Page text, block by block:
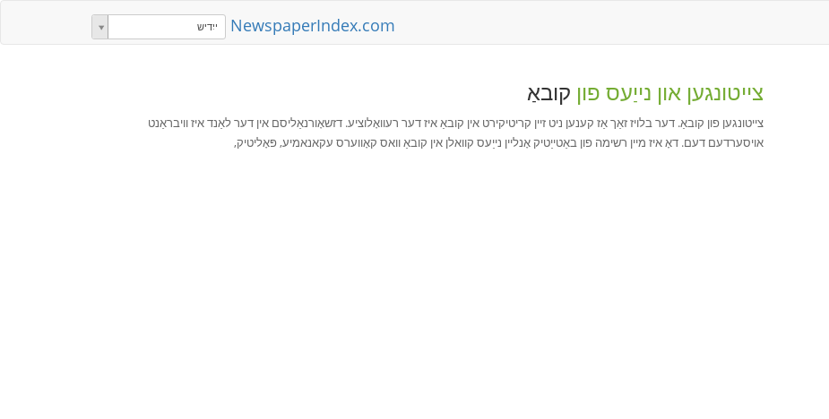
NewspaperIndex.com ייִדיש
צייטונגען און נייַעס פון קובאַ
צייטונגען פון קובאַ. דער בלויז זאַך אַז קענען ניט זיין קריטיקירט אין קובאַ איז דער רעוואָלוציע. דזשאָורנאַליסם אין דער לאַנד איז וויבראַנט
אויסערדעם דעם. דאָ איז מיין רשימה פון באַטייַטיק אָנליין נייַעס קוואלן אין קובאַ וואס קאָווערס עקאנאמיע, פּאָליטיק,